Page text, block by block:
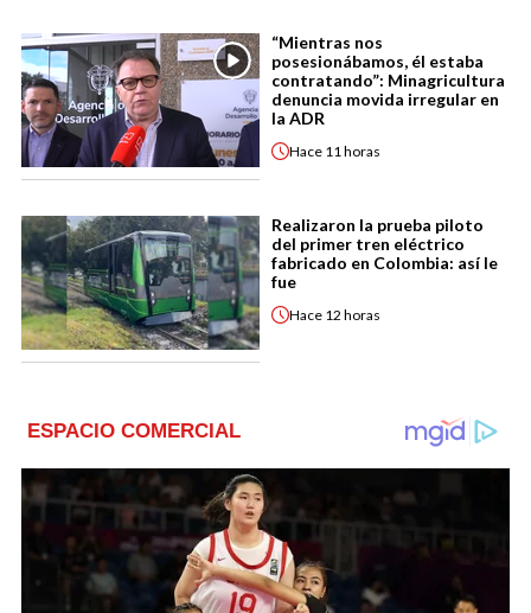
“Mientras nos
posesionábamos, él estaba
contratando”: Minagricultura
denuncia movida irregular en
la ADR
Hace 11 horas
Realizaron la prueba piloto
del primer tren eléctrico
fabricado en Colombia: así le
fue
Hace 12 horas